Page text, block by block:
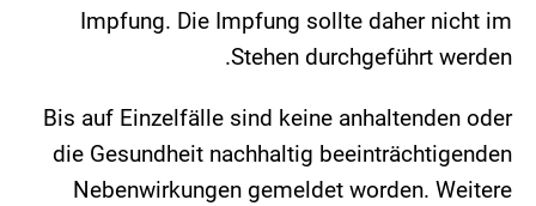
Impfung. Die Impfung sollte daher nicht im
Stehen durchgeführt werden.
Bis auf Einzelfälle sind keine anhaltenden oder
die Gesundheit nachhaltig beeinträchtigenden
Nebenwirkungen gemeldet worden. Weitere